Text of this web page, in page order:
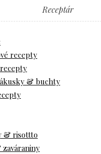
Receptár
recepty
& buchty
& risottto